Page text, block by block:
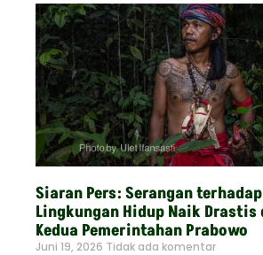
Siaran Pers: Serangan terhadap
Lingkungan Hidup Naik Drastis
Kedua Pemerintahan Prabowo
Juni 19, 2026 Tidak ada komentar